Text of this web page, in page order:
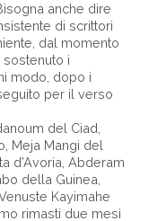
anche dire
di scrittori
dal momento
sostenuto i
modo, dopo i
per il verso
del Ciad,
Meja Mangi del
d’Avoria, Abderam
della Guinea,
Kayimahe
rimasti due mesi